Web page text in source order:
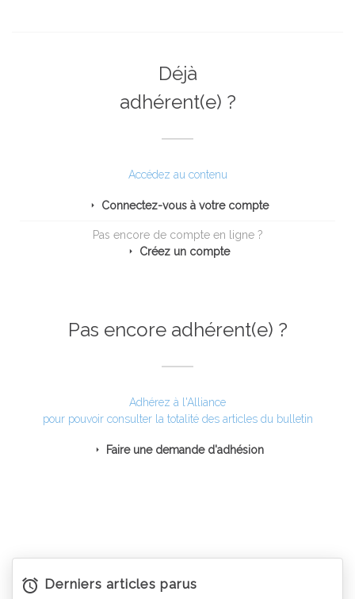
Déjà
adhérent(e) ?
Accédez au contenu
Connectez-vous à votre compte
Pas encore de compte en ligne ?
Créez un compte
Pas encore adhérent(e) ?
Adhérez à l'Alliance
pour pouvoir consulter la totalité des articles du bulletin
Faire une demande d'adhésion
Derniers articles parus